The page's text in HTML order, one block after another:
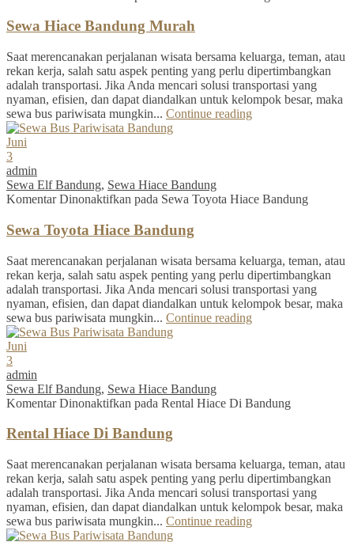
Sewa Hiace Bandung Murah
Saat merencanakan perjalanan wisata bersama keluarga, teman, atau
rekan kerja, salah satu aspek penting yang perlu dipertimbangkan
adalah transportasi. Jika Anda mencari solusi transportasi yang
nyaman, efisien, dan dapat diandalkan untuk kelompok besar, maka
sewa bus pariwisata mungkin... Continue reading
Juni
3
admin
Sewa Elf Bandung, Sewa Hiace Bandung
Komentar Dinonaktifkan pada Sewa Toyota Hiace Bandung
Sewa Toyota Hiace Bandung
Saat merencanakan perjalanan wisata bersama keluarga, teman, atau
rekan kerja, salah satu aspek penting yang perlu dipertimbangkan
adalah transportasi. Jika Anda mencari solusi transportasi yang
nyaman, efisien, dan dapat diandalkan untuk kelompok besar, maka
sewa bus pariwisata mungkin... Continue reading
Juni
3
admin
Sewa Elf Bandung, Sewa Hiace Bandung
Komentar Dinonaktifkan pada Rental Hiace Di Bandung
Rental Hiace Di Bandung
Saat merencanakan perjalanan wisata bersama keluarga, teman, atau
rekan kerja, salah satu aspek penting yang perlu dipertimbangkan
adalah transportasi. Jika Anda mencari solusi transportasi yang
nyaman, efisien, dan dapat diandalkan untuk kelompok besar, maka
sewa bus pariwisata mungkin... Continue reading